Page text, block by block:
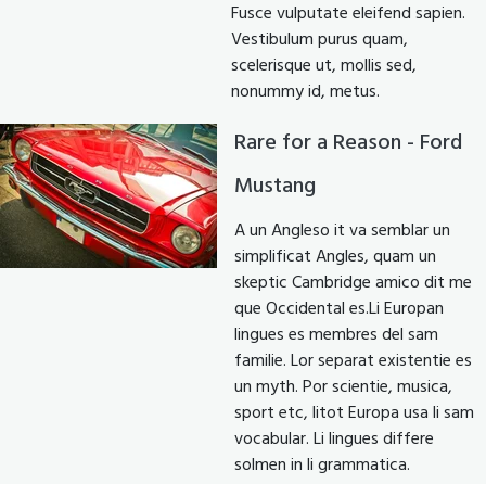
Fusce vulputate eleifend sapien.
Vestibulum purus quam,
scelerisque ut, mollis sed,
nonummy id, metus.
Rare for a Reason - Ford
Mustang
A un Angleso it va semblar un
simplificat Angles, quam un
skeptic Cambridge amico dit me
que Occidental es.Li Europan
lingues es membres del sam
familie. Lor separat existentie es
un myth. Por scientie, musica,
sport etc, litot Europa usa li sam
vocabular. Li lingues differe
solmen in li grammatica.